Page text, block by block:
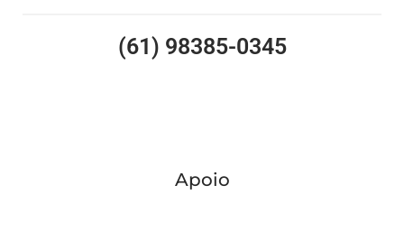
(61) 98385-0345
Apoio